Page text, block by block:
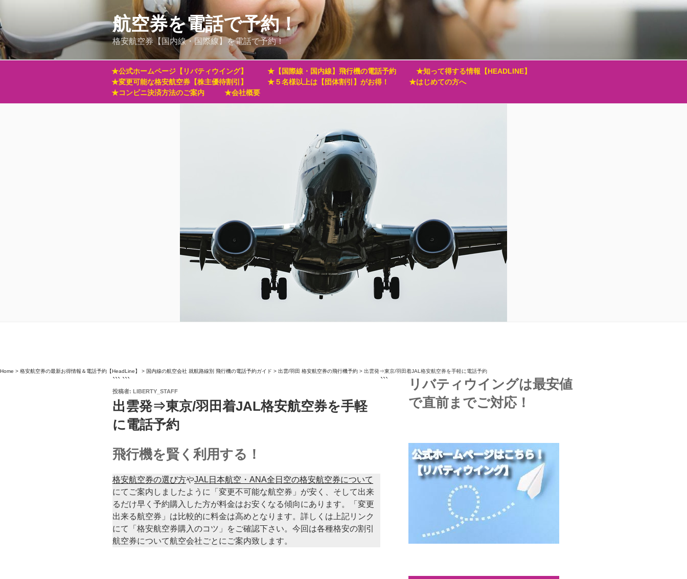
ン
テ
ン
ツ
ッ
航空券を電話で予約！
格安航空券【国内線・国際線】を電話で予約！
★公式ホームページ【リバティウイング】 ★【国際線・国内線】飛行機の電話予約
★知って得する情報【HEADLINE】
★変更可能な格安航空券【株主優待割引】
★５名様以上は【団体割引】がお得！
★はじめての方へ
★コンビニ決済方法のご案内
★会社概要
Home > 格安航空券の最新お得情報＆電話予約【HeadLine】 > 国内線の航空会社 就航路線別 飛行機の電話予約ガイド > 出雲/羽田 格安航空券の飛行機予約 > 出雲発⇒東京/羽田着JAL格安航空券を手軽に電話予約
``` ```
投
日:
投稿者: LIBERTY_STAFF
出雲発⇒東京/羽田着JAL格安航空券を手軽
に電話予約
飛行機を賢く利用する！
格安航空券の選び方やJAL日本航空・ANA全日空の格安航空券について
にてご案内しましたように「変更不可能な航空券」が安く、そして出来
るだけ早く予約購入した方が料金はお安くなる傾向にあります。「変更
出来る航空券」は比較的に料金は高めとなります。詳しくは上記リンク
にて「格安航空券購入のコツ」をご確認下さい。今回は各種格安の割引
航空券について航空会社ごとにご案内致します。
リバティウイングは最安値
で直前までご対応！
```